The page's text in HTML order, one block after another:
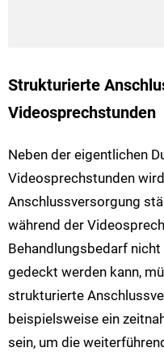
Strukturierte
Videosprechstunden
Neben der eigentlichen
Videosprechstunden
Anschlussversorgung
während der
Behandlungsbedarf
gedeckt werden kann,
strukturierte
beispielsweise ein
sein, um die